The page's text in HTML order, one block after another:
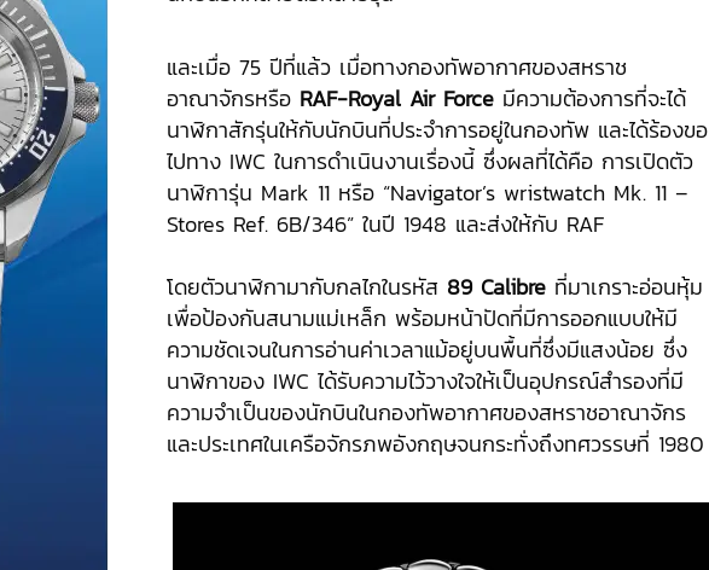
และเมื่อ 75 ปีที่แล้ว เมื่อทางกองทัพอากาศของสหราช
อาณาจักรหรือ RAF-Royal Air Force มีความต้องการที่จะได้
นาฬิกาสักรุ่นให้กับนักบินที่ประจำการอยู่ในกองทัพ และได้ร้องขอ
ไปทาง IWC ในการดำเนินงานเรื่องนี้ ซึ่งผลที่ได้คือ การเปิดตัว
นาฬิการุ่น Mark 11 หรือ “Navigator’s wristwatch Mk. 11 –
Stores Ref. 6B/346” ในปี 1948 และส่งให้กับ RAF
โดยตัวนาฬิกามากับกลไกในรหัส 89 Calibre ที่มาเกราะอ่อนหุ้ม
เพื่อป้องกันสนามแม่เหล็ก พร้อมหน้าปัดที่มีการออกแบบให้มี
ความชัดเจนในการอ่านค่าเวลาแม้อยู่บนพื้นที่ซึ่งมีแสงน้อย ซึ่ง
นาฬิกาของ IWC ได้รับความไว้วางใจให้เป็นอุปกรณ์สำรองที่มี
ความจำเป็นของนักบินในกองทัพอากาศของสหราชอาณาจักร
และประเทศในเครือจักรภพอังกฤษจนกระทั่งถึงทศวรรษที่ 1980